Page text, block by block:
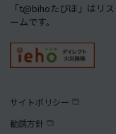
「t@bihoたびほ」はリ
ームです。
サイトポリシー
勧誘方針